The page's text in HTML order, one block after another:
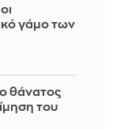
γάμο των
θάνατος
του